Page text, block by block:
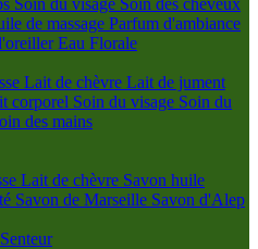
Soin du visage Soin des cheveux
de massage Parfum d'ambiance
Eau Florale
Lait de chèvre Lait de jument
corporel Soin du visage Soin du
des mains
Lait de chèvre Savon huile
Savon de Marseille Savon d'Alep
Senteur